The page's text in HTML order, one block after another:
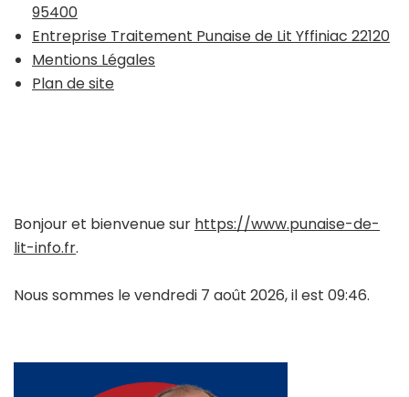
95400
Entreprise Traitement Punaise de Lit Yffiniac 22120
Mentions Légales
Plan de site
Bonjour et bienvenue sur https://www.punaise-de-
lit-info.fr.
Nous sommes le vendredi 7 août 2026, il est 09:46.